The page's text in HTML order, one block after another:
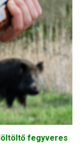
fegyveres